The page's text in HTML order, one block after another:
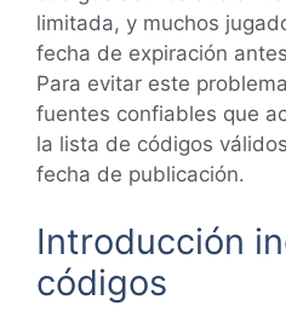
limitada, y muchos
fecha de expiración
Para evitar este
fuentes confiables que
la lista de códigos
fecha de publicación.
Introducción
códigos